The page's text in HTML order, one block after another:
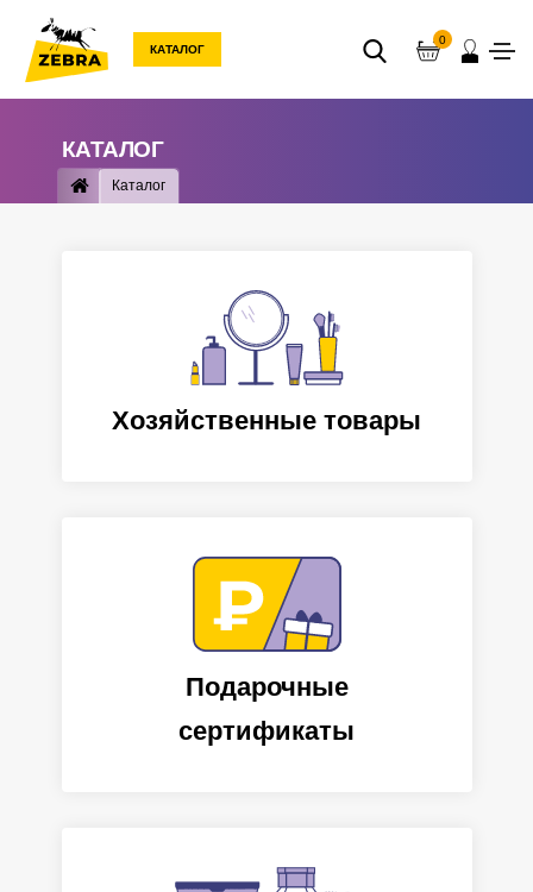
КАТАЛОГ
0
КАТАЛОГ
Каталог
Хозяйственные товары
Подарочные
сертификаты